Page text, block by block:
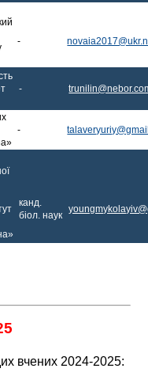
-
-
-
канд.
біол. наук
вчених 2024-2025: